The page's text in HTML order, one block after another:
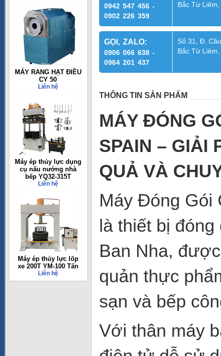
MÁY RANG HẠT ĐIỀU
CY 50
Liên hệ
Máy ép thủy lực dụng
cụ nấu nướng nhà
bếp YQ32-315T
Liên hệ
Máy ép thủy lực lốp
xe 200T YM-100 Tấn
Liên hệ
0942 547 456 -
0902 226 359
Bắc Từ
GỌI, ZALO:
0906 066 638 -
0964 201 437
Số 31, Đ.
Bắc Từ
THÔNG TIN SẢN PHẨM
MÁY ĐÓNG
SPAIN – GIẢI
QUẢ VÀ
Máy Đóng Gói
là thiết bị
Ban Nha,
quản thực
sạn và bếp
Với thân máy